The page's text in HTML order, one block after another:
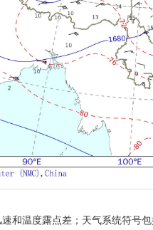
和温度露点差；天气系统符号